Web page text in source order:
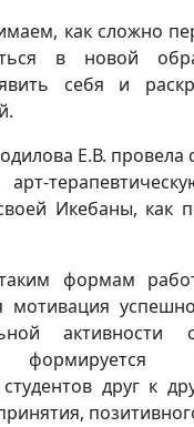
как сложно
в новой
себя и
Е.В. провела
Икебаны, как
формам
мотивация
активности
друг к